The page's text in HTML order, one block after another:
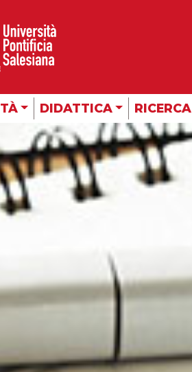
DIDATTICA RICERCA